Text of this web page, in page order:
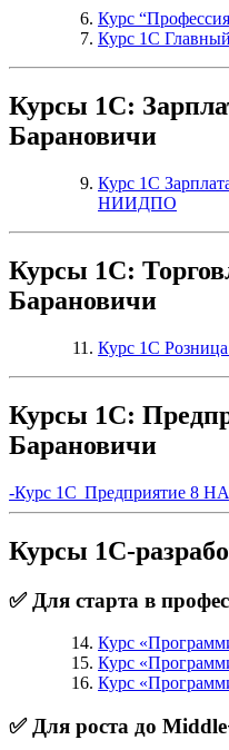
Курс
Курс 1С Главный
Курсы 1С:
Барановичи
Курс 1С
НИИДПО
Курсы 1С:
Барановичи
Курс 1С
Курсы 1С:
Барановичи
-Курс 1С Предприятие 8
Курсы 1С-
✅ Для старта в
Курс
Курс
Курс
✅ Для роста до